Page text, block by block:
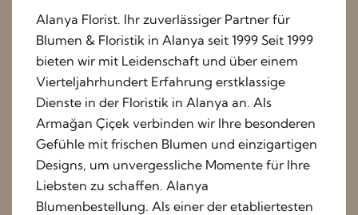
Alanya Florist. Ihr zuverlässiger Partner für
Blumen & Floristik in Alanya seit 1999 Seit 1999
bieten wir mit Leidenschaft und über einem
Vierteljahrhundert Erfahrung erstklassige
Dienste in der Floristik in Alanya an. Als
Armağan Çiçek verbinden wir Ihre besonderen
Gefühle mit frischen Blumen und einzigartigen
Designs, um unvergessliche Momente für Ihre
Liebsten zu schaffen. Alanya
Blumenbestellung. Als einer der etabliertesten